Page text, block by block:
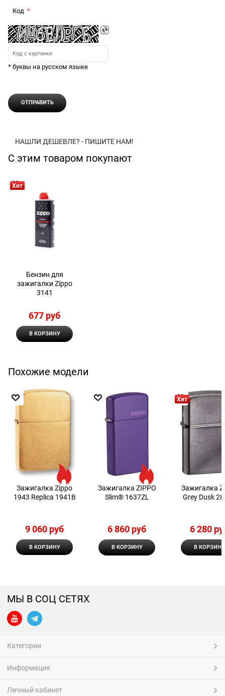
Код
* буквы на русском языке
НАШЛИ ДЕШЕВЛЕ? - ПИШИТЕ НАМ!
С этим товаром покупают
Хит
Бензин для
зажигалки Zippo
3141
677 руб
В КОРЗИНУ
Похожие модели
Зажигалка Zippo
1943 Replica 1941B
9 060 руб
В КОРЗИНУ
Зажигалка ZIPPO
Slim® 1637ZL
6 860 руб
В КОРЗИНУ
Хит
Зажигалка
Grey Dusk
6 280
В КОРЗИНУ
МЫ В СОЦ СЕТЯХ
Категории
Информация
Личный кабинет